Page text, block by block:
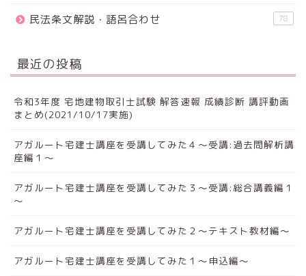
民法条文解説・語呂合わせ 78
最近の投稿
令和3年度 宅地建物取引士試験 解答速報 成績診断 講評動画
まとめ(2021/10/17実施)
アガルート宅建士講座を受講してみた４～受講:過去問解析講
座編１～
アガルート宅建士講座を受講してみた３～受講:総合講義編１
～
アガルート宅建士講座を受講してみた２～テキスト教材編～
アガルート宅建士講座を受講してみた１～申込編～